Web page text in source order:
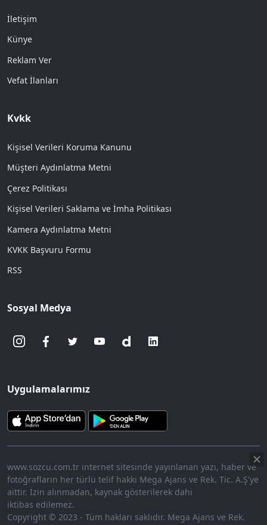
İletişim
Künye
Reklam Ver
Vefat İlanları
Kvkk
Kişisel Verileri Koruma Kanunu
Müşteri Aydınlatma Metni
Çerez Politikası
Kişisel Verileri Saklama ve İmha Politikası
Kamera Aydınlatma Metni
KVKK Başvuru Formu
RSS
Sosyal Medya
Uygulamalarımız
www.sozcu.com.tr internet sitesinde yayınlanan yazı, haber ve
fotoğrafların her türlü telif hakkı Mega Ajans ve Rek. Tic. A.Ş'ye
aittir. İzin alınmadan, kaynak gösterilerek dahi
iktibas edilemez.
Copyright © 2023 - Tüm hakları saklıdır. Mega Ajans ve Rek.